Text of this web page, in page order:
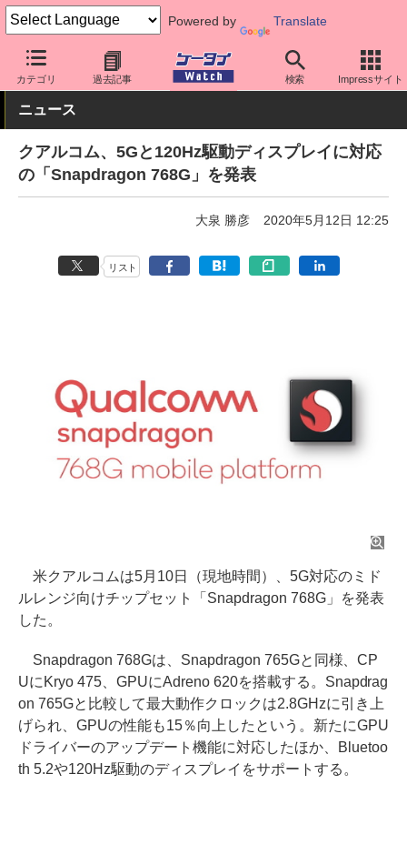
Powered by Translate
カテゴリ 過去記事 検索 Impressサイト
ケータイ Watch 業界動向 技術
ニュース
クアルコム、5Gと120Hz駆動ディスプレイに対応
の「Snapdragon 768G」を発表
大泉 勝彦 2020年5月12日 12:25
リスト
米クアルコムは5月10日（現地時間）、5G対応のミド
ルレンジ向けチップセット「Snapdragon 768G」を発表
した。
Snapdragon 768Gは、Snapdragon 765Gと同様、CP
UにKryo 475、GPUにAdreno 620を搭載する。Snapdrag
on 765Gと比較して最大動作クロックは2.8GHzに引き上
げられ、GPUの性能も15％向上したという。新たにGPU
ドライバーのアップデート機能に対応したほか、Bluetoo
th 5.2や120Hz駆動のディスプレイをサポートする。